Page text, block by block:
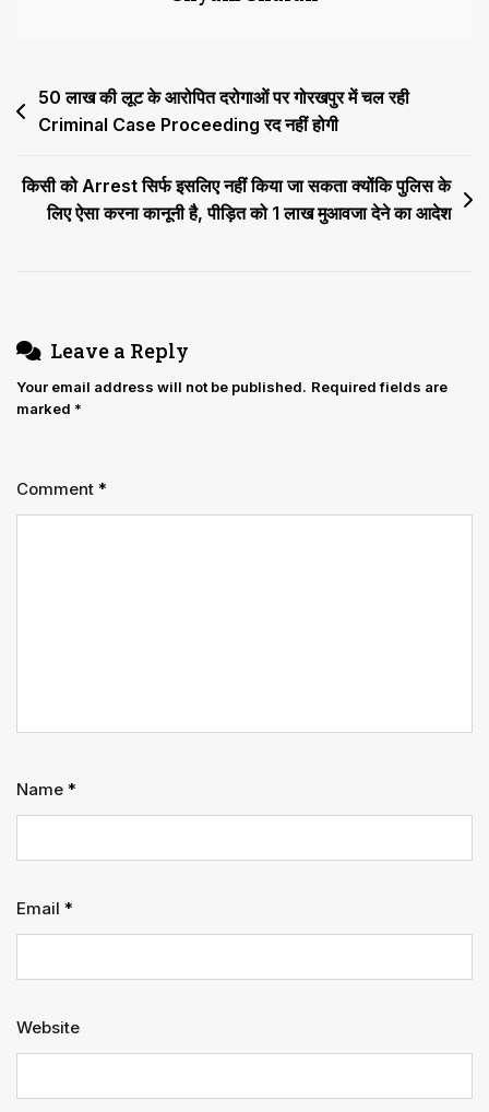
कितने
सहायक
Post
navigation
50 लाख की लूट के आरोपित दरोगाओं पर गोरखपुर में चल रही
Criminal Case Proceeding रद नहीं होगी
किसी को Arrest सिर्फ इसलिए नहीं किया जा सकता क्योंकि पुलिस के
लिए ऐसा करना कानूनी है, पीड़ित को 1 लाख मुआवजा देने का आदेश
Leave a Reply
Your email address will not be published. Required fields are
marked *
Comment *
Name *
Email *
Website